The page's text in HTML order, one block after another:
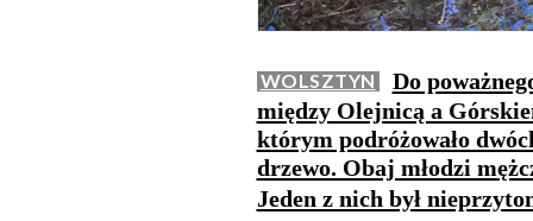
WOLSZTYN
Do
między Olejnicą a
którym podróżowało
drzewo. Obaj młodzi
Jeden z nich był